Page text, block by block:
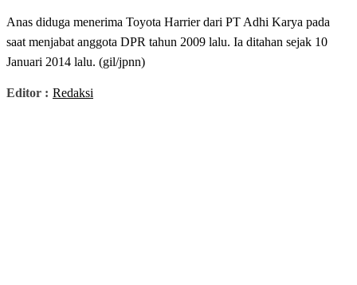
Anas diduga menerima Toyota Harrier dari PT Adhi Karya pada
saat menjabat anggota DPR tahun 2009 lalu. Ia ditahan sejak 10
Januari 2014 lalu. (gil/jpnn)
Editor : Redaksi